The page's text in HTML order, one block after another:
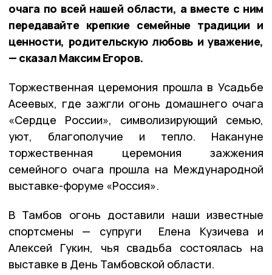
очага по всей нашей области, а вместе с ним
передавайте крепкие семейные традиции и
ценности, родительскую любовь и уважение,
— сказал Максим Егоров.
Торжественная церемония прошла в Усадьбе
Асеевых, где зажгли огонь домашнего очага
«Сердце России», символизирующий семью,
уют, благополучие и тепло. Накануне
торжественная церемония зажжения
семейного очага прошла на Международной
выставке-форуме «Россия».
В Тамбов огонь доставили наши известные
спортсмены — супруги Елена Кузичева и
Алексей Гукин, чья свадьба состоялась на
выставке в День Тамбовской области.